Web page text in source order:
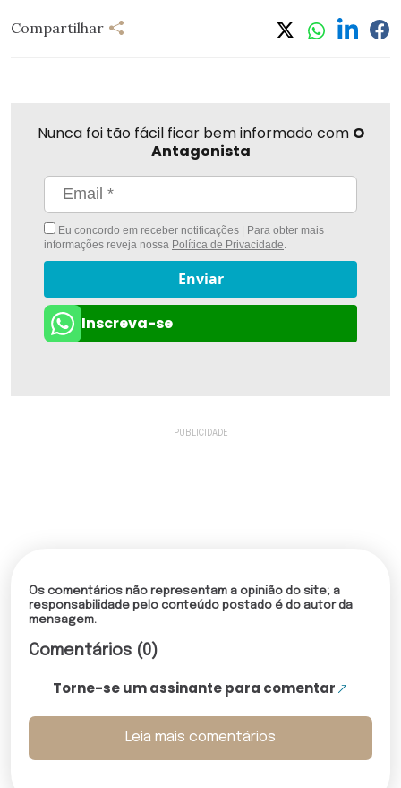
Compartilhar
Nunca foi tão fácil ficar bem informado com O
Antagonista
Eu concordo em receber notificações | Para obter mais
informações reveja nossa Política de Privacidade.
Enviar
Inscreva-se
Os comentários não representam a opinião do site; a
responsabilidade pelo conteúdo postado é do autor da
mensagem.
Comentários (0)
Torne-se um assinante para comentar
Leia mais comentários